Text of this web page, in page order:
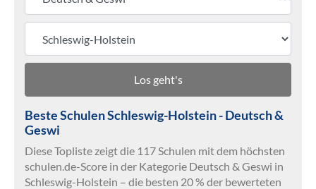
Los geht's
Beste Schulen Schleswig-Holstein - Deutsch &
Geswi
Diese Topliste zeigt die 117 Schulen mit dem höchsten
schulen.de-Score in der Kategorie Deutsch & Geswi in
Schleswig-Holstein – die besten 20 % der bewerteten